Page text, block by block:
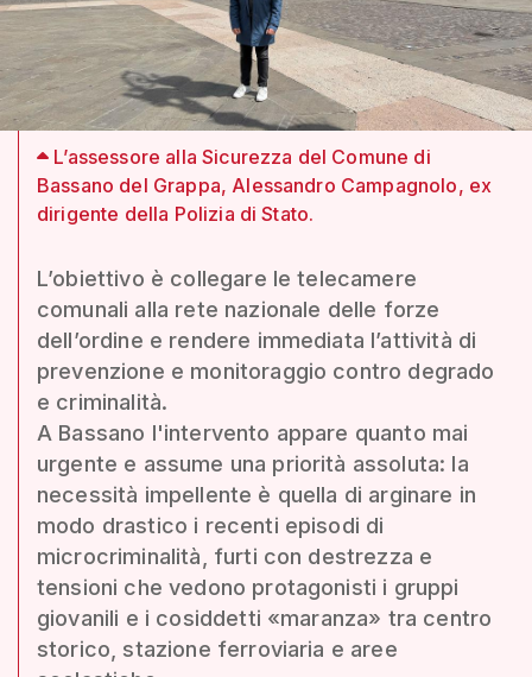
L’assessore alla Sicurezza del Comune di
Bassano del Grappa, Alessandro Campagnolo, ex
dirigente della Polizia di Stato.
L’obiettivo è collegare le telecamere
comunali alla rete nazionale delle forze
dell’ordine e rendere immediata l’attività di
prevenzione e monitoraggio contro degrado
e criminalità.
A Bassano l'intervento appare quanto mai
urgente e assume una priorità assoluta: la
necessità impellente è quella di arginare in
modo drastico i recenti episodi di
microcriminalità, furti con destrezza e
tensioni che vedono protagonisti i gruppi
giovanili e i cosiddetti «maranza» tra centro
storico, stazione ferroviaria e aree